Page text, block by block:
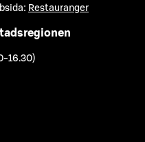
Restauranger
16.30)